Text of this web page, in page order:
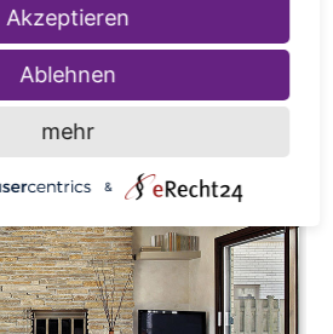
DENKMALPFLEGE
Akzeptieren
Ablehnen
mehr
&